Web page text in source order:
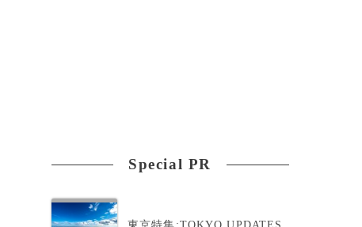
Special PR
東京特集:TOKYO UPDATES